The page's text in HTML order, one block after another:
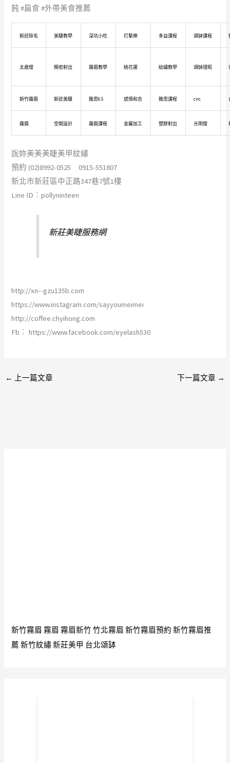
飩 #扁食 #外帶美食推薦
新莊除毛 美睫教學 深坑小吃 打擊樂 多益課程 頌缽課程
太歲燈 精密射出 霧眉教學 桃花運 紋繡教學 頌缽證照
新竹霧眉 新莊美睫 雅思6.5 感情和合 雅思課程 cnc
霧眉 空間設計 霧眉課程 金屬加工 塑膠射出 光明燈
說妳美美美睫美甲紋繡
預約 (02)8992-0525 0915-551807
新北市新莊區中正路347巷7號1樓
Line ID︰pollyninteen
新莊美睫服務網
http://xn--gzu135b.com
https://www.instagram.com/sayyoumeimei
http://coffee.chyihong.com
Fb︰ https://www.facebook.com/eyelash530
← 上一篇文章 下一篇文章 →
新竹霧眉 霧眉 霧眉新竹 竹北霧眉 新竹霧眉預約 新竹霧眉推
薦 新竹紋繡 新莊美甲 台北頌缽